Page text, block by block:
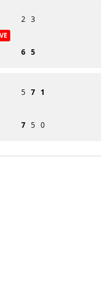
2 3
6 5
5 7 1
7 5 0